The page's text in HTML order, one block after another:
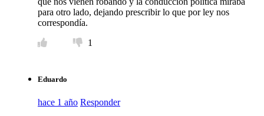
para otro lado, dejando prescribir lo que por ley nos
correspondía.
1
Eduardo
hace 1 año Responder